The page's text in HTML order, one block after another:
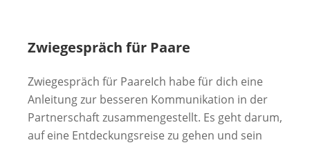
Zwiegespräch für Paare
Zwiegespräch für PaareIch habe für dich eine
Anleitung zur besseren Kommunikation in der
Partnerschaft zusammengestellt. Es geht darum,
auf eine Entdeckungsreise zu gehen und sein